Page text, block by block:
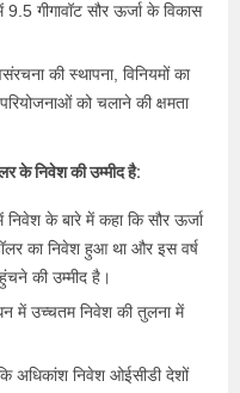
गीगावॉट सौर ऊर्जा के विकास
की स्थापना, विनियमों का
को चलाने की क्षमता
के निवेश की उम्मीद है:
के बारे में कहा कि सौर ऊर्जा
का निवेश हुआ था और इस वर्ष
की उम्मीद है।
में उच्चतम निवेश की तुलना में
अधिकांश निवेश ओईसीडी देशों